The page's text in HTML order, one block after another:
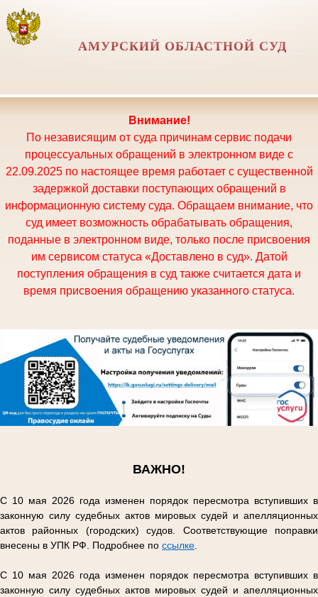
АМУРСКИЙ ОБЛАСТНОЙ СУД
Внимание!
По независящим от суда причинам сервис подачи
процессуальных обращений в электронном виде с
22.09.2025 по настоящее время работает с существенной
задержкой доставки поступающих обращений в
информационную систему суда. Обращаем внимание, что
суд имеет возможность обрабатывать обращения,
поданные в электронном виде, только после присвоения
им сервисом статуса «Доставлено в суд». Датой
поступления обращения в суд также считается дата и
время присвоения обращению указанного статуса.
ВАЖНО!
С 10 мая 2026 года изменен порядок пересмотра вступивших в
законную силу судебных актов мировых судей и апелляционных
актов районных (городских) судов. Соответствующие поправки
внесены в УПК РФ. Подробнее по ссылке
С 10 мая 2026 года изменен порядок пересмотра вступивших в
законную силу судебных актов мировых судей и апелляционных